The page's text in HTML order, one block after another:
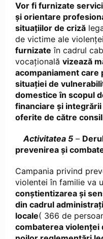
Vor fi furnizate
şi orientare
situațiilor de criză
de victime ale
furnizate în cadrul
vocațională vizează
acompaniament care
situației de
domestice în scopul
financiare și
oferite de către
Activitatea 5 –
prevenirea și
Campania privind
violentei în familie va
conștientizarea și
din cadrul
locale( 366 de
combaterea violenţei